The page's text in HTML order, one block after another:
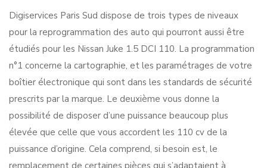
Digiservices Paris Sud dispose de trois types de niveaux
pour la reprogrammation des auto qui pourront aussi être
étudiés pour les Nissan Juke 1.5 DCI 110. La programmation
n°1 concerne la cartographie, et les paramétrages de votre
boîtier électronique qui sont dans les standards de sécurité
prescrits par la marque. Le deuxième vous donne la
possibilité de disposer d’une puissance beaucoup plus
élevée que celle que vous accordent les 110 cv de la
puissance d’origine. Cela comprend, si besoin est, le
remplacement de certaines pièces qui s’adaptaient à